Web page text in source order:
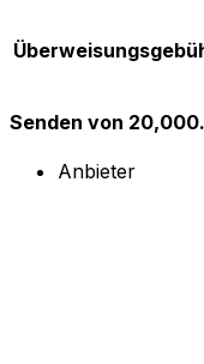
Senden von
Anbieter